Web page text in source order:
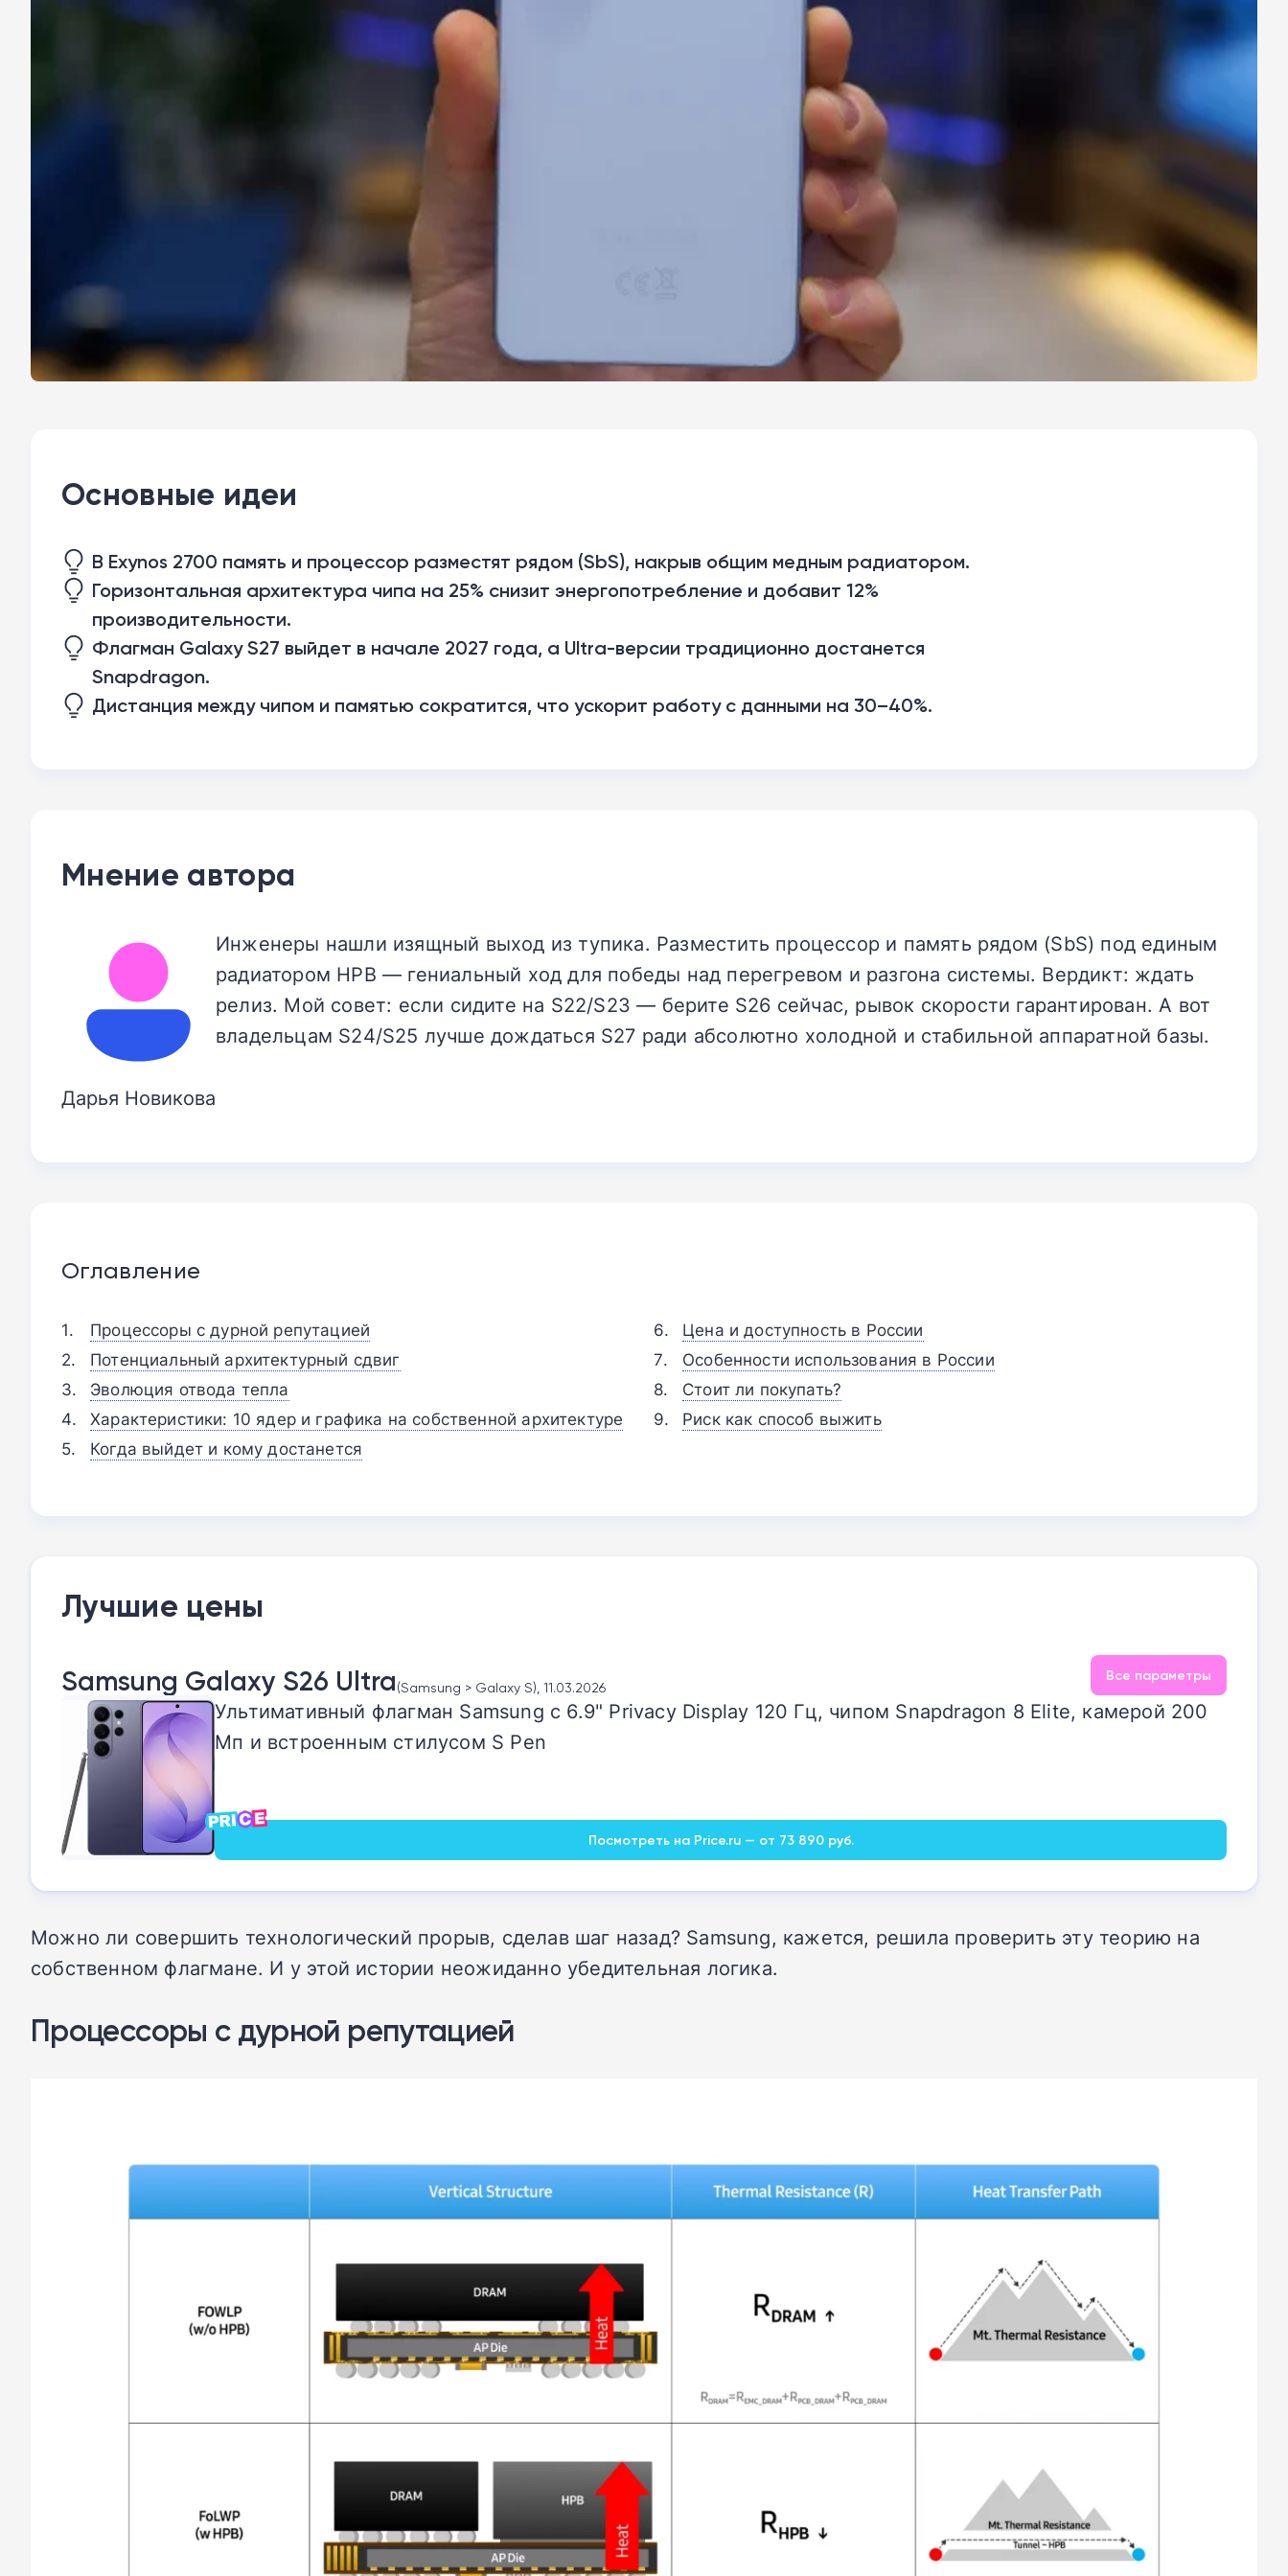
Основные идеи
В Exynos 2700 память и процессор разместят рядом (SbS), накрыв общим медным радиатором.
Горизонтальная архитектура чипа на 25% снизит энергопотребление и добавит 12%
производительности.
Флагман Galaxy S27 выйдет в начале 2027 года, а Ultra-версии традиционно достанется
Snapdragon.
Дистанция между чипом и памятью сократится, что ускорит работу с данными на 30–40%.
Мнение автора
Дарья Новикова
Инженеры нашли изящный выход из тупика. Разместить процессор и память рядом (SbS) под единым
радиатором HPB — гениальный ход для победы над перегревом и разгона системы. Вердикт: ждать
релиз. Мой совет: если сидите на S22/S23 — берите S26 сейчас, рывок скорости гарантирован. А вот
владельцам S24/S25 лучше дождаться S27 ради абсолютно холодной и стабильной аппаратной базы.
Оглавление
Процессоры с дурной репутацией
Потенциальный архитектурный сдвиг
Эволюция отвода тепла
Характеристики: 10 ядер и графика на собственной архитектуре
Когда выйдет и кому достанется
Цена и доступность в России
Особенности использования в России
Стоит ли покупать?
Риск как способ выжить
Лучшие цены
Samsung Galaxy S26 Ultra(Samsung > Galaxy S), 11.03.2026
Все параметры
Ультимативный флагман Samsung с 6.9" Privacy Display 120 Гц, чипом Snapdragon 8 Elite, камерой 200
Мп и встроенным стилусом S Pen
Посмотреть на Price.ru — от 73 890 руб.
Можно ли совершить технологический прорыв, сделав шаг назад? Samsung, кажется, решила проверить эту теорию на
собственном флагмане. И у этой истории неожиданно убедительная логика.
Процессоры с дурной репутацией